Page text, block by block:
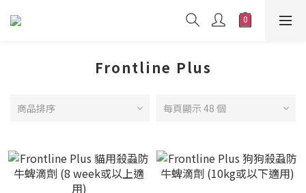
Frontline Plus
商品排序 每頁顯示 48 個